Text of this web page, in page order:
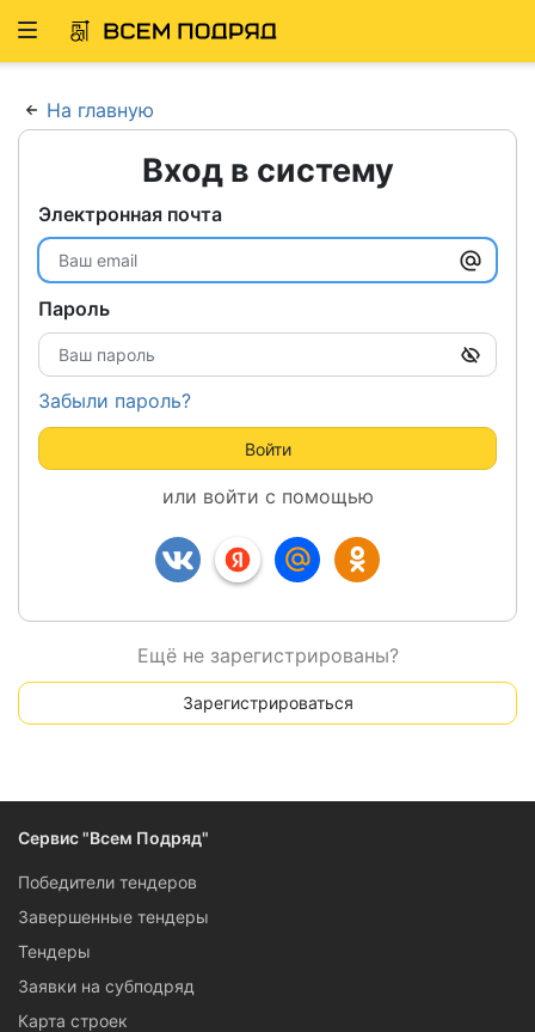
Развернуть
На главную
Вход в систему
Электронная почта
Пароль
Забыли пароль?
Войти
или войти с помощью
Ещё не зарегистрированы?
Зарегистрироваться
Сервис "Всем Подряд"
Победители тендеров
Завершенные тендеры
Тендеры
Заявки на субподряд
Карта строек